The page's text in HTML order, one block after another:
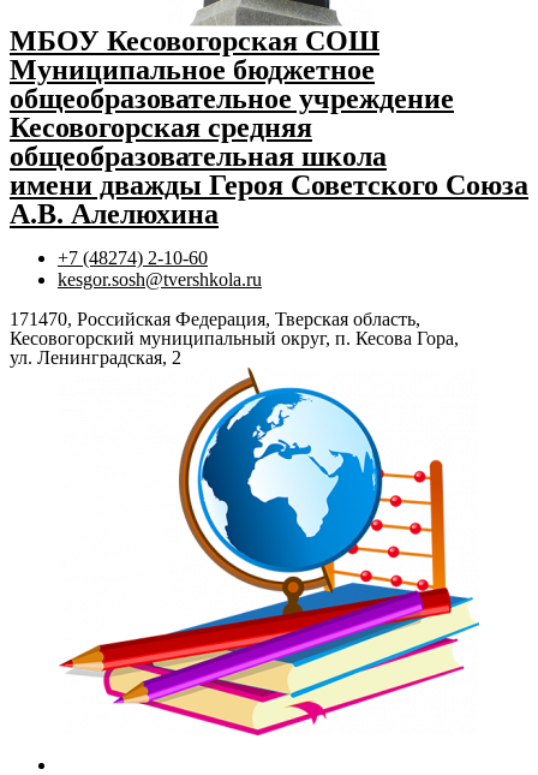
МБОУ Кесовогорская СОШ
Муниципальное бюджетное
общеобразовательное учреждение
Кесовогорская средняя
общеобразовательная школа
имени дважды Героя Советского Союза
А.В. Алелюхина
+7 (48274) 2-10-60
kesgor.sosh@tvershkola.ru
171470, Российская Федерация, Тверская область,
Кесовогорский муниципальный округ, п. Кесова Гора,
ул. Ленинградская, 2